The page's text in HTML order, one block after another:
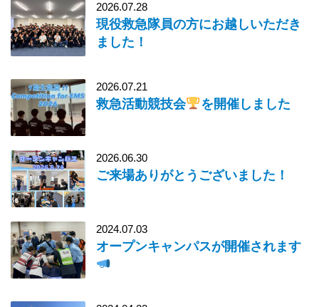
2026.07.28
現役救急隊員の方にお越しいただき
ました！
2026.07.21
救急活動競技会 を開催しました
2026.06.30
ご来場ありがとうございました！
2024.07.03
オープンキャンパスが開催されます